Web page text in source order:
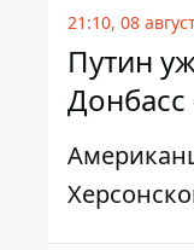
21:10, 08
Путин